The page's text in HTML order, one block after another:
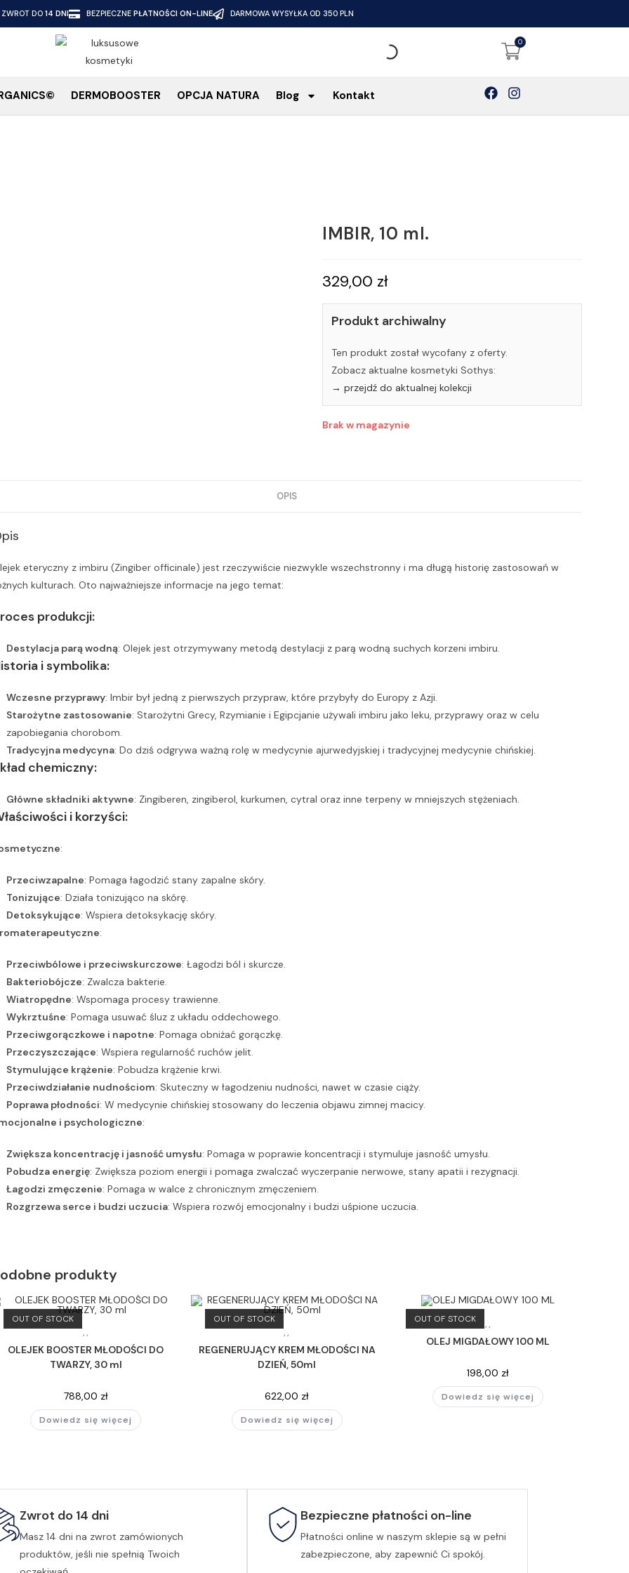
ZWROT DO 14 DNI BEZPIECZNE PŁATNOŚCI ON-LINE DARMOWA WYSYŁKA OD 350 PLN
0
DERMOBOOSTER OPCJA NATURA Blog Kontakt
IMBIR, 10 ml.
329,00 zł
Produkt archiwalny
Ten produkt został wycofany z oferty.
Zobacz aktualne kosmetyki Sothys:
→ przejdź do aktualnej kolekcji
Brak w magazynie
OPIS
eteryczny z imbiru (Zingiber officinale) jest rzeczywiście niezwykle wszechstronny i ma długą historię zastosowań w
kulturach. Oto najważniejsze informacje na jego temat:
produkcji:
Destylacja parą wodną: Olejek jest otrzymywany metodą destylacji z parą wodną suchych korzeni imbiru.
i symbolika:
Wczesne przyprawy: Imbir był jedną z pierwszych przypraw, które przybyły do Europy z Azji.
Starożytne zastosowanie: Starożytni Grecy, Rzymianie i Egipcjanie używali imbiru jako leku, przyprawy oraz w celu
zapobiegania chorobom.
Tradycyjna medycyna: Do dziś odgrywa ważną rolę w medycynie ajurwedyjskiej i tradycyjnej medycynie chińskiej.
chemiczny:
Główne składniki aktywne: Zingiberen, zingiberol, kurkumen, cytral oraz inne terpeny w mniejszych stężeniach.
i korzyści:
:
Przeciwzapalne: Pomaga łagodzić stany zapalne skóry.
Tonizujące: Działa tonizująco na skórę.
Detoksykujące: Wspiera detoksykację skóry.
:
Przeciwbólowe i przeciwskurczowe: Łagodzi ból i skurcze.
Bakteriobójcze: Zwalcza bakterie.
Wiatropędne: Wspomaga procesy trawienne.
Wykrztuśne: Pomaga usuwać śluz z układu oddechowego.
Przeciwgorączkowe i napotne: Pomaga obniżać gorączkę.
Przeczyszczające: Wspiera regularność ruchów jelit.
Stymulujące krążenie: Pobudza krążenie krwi.
Przeciwdziałanie nudnościom: Skuteczny w łagodzeniu nudności, nawet w czasie ciąży.
Poprawa płodności: W medycynie chińskiej stosowany do leczenia objawu zimnej macicy.
i psychologiczne:
Zwiększa koncentrację i jasność umysłu: Pomaga w poprawie koncentracji i stymuluje jasność umysłu.
Pobudza energię: Zwiększa poziom energii i pomaga zwalczać wyczerpanie nerwowe, stany apatii i rezygnacji.
Łagodzi zmęczenie: Pomaga w walce z chronicznym zmęczeniem.
Rozgrzewa serce i budzi uczucia: Wspiera rozwój emocjonalny i budzi uśpione uczucia.
produkty
OUT OF STOCK
, ,
OLEJEK BOOSTER MŁODOŚCI DO
TWARZY, 30 ml
788,00 zł
Dowiedz się więcej
OUT OF STOCK
,,
REGENERUJĄCY KREM MŁODOŚCI NA
DZIEŃ, 50ml
622,00 zł
Dowiedz się więcej
OUT OF STOCK
,,
OLEJ MIGDAŁOWY 100 ML
198,00 zł
Dowiedz się więcej
Zwrot do 14 dni
Masz 14 dni na zwrot zamówionych
produktów, jeśli nie spełnią Twoich
Bezpieczne płatności on-line
Płatności online w naszym sklepie są w pełni
zabezpieczone, aby zapewnić Ci spokój.